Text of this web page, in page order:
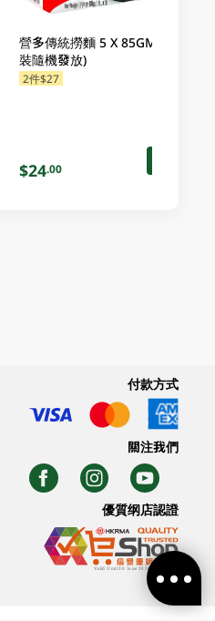
營多傳統撈麵 5 X 85GM (包
裝隨機發放)
2件$27
$24.00
付款方式
關注我們
優質纲店認證